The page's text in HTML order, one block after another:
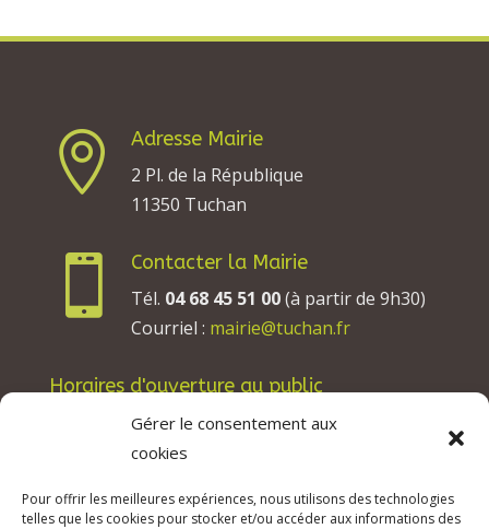
Gérer le consentement aux
cookies
Pour offrir les meilleures expériences, nous utilisons des technologies
telles que les cookies pour stocker et/ou accéder aux informations des

Adresse Mairie
2 Pl. de la République
11350 Tuchan

Contacter la Mairie
Tél. 04 68 45 51 00(à partir de 9h30)
Courriel : mairie@tuchan.fr
Horaires d'ouverture au public
Les lundis, mardis et jeudis : de 8h à 12h et de
13h30 à 17h30.
Les vendredis : de 8h à 12h.